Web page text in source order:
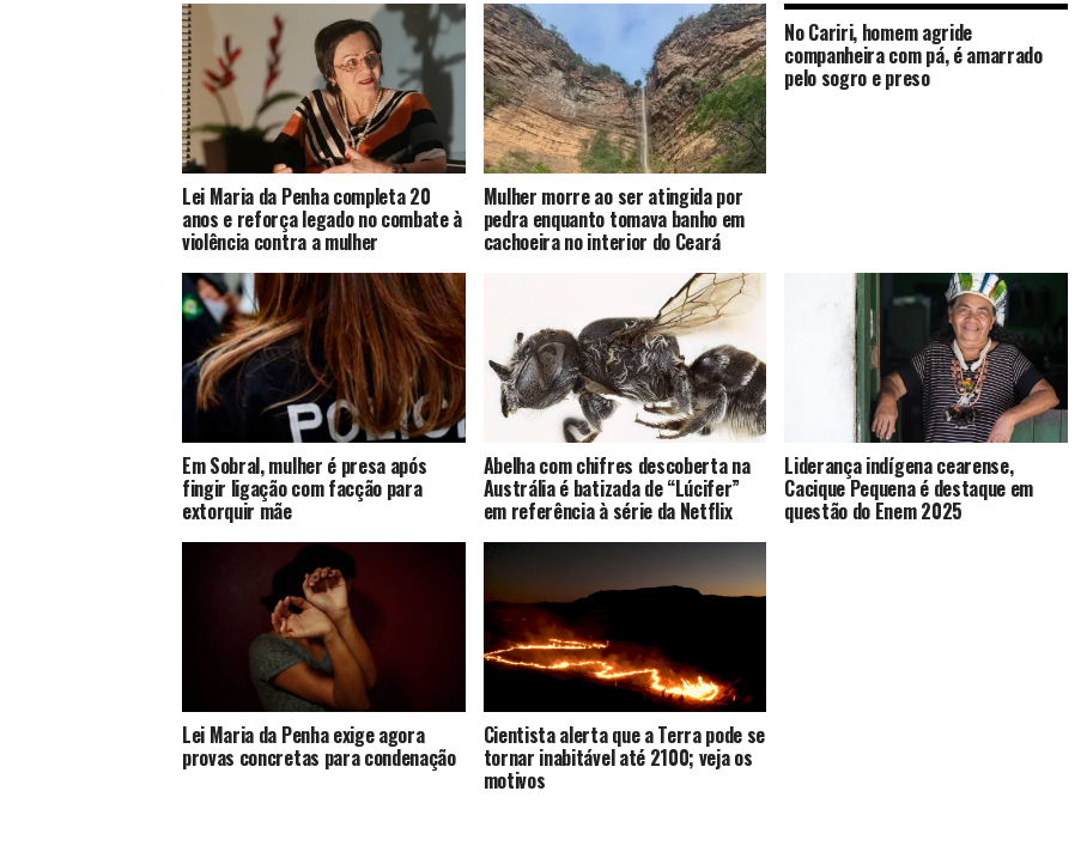
Lei Maria da Penha completa 20
anos e reforça legado no combate à
violência contra a mulher
Mulher morre ao ser atingida por
pedra enquanto tomava banho em
cachoeira no interior do Ceará
No Cariri, homem agride
companheira com pá, é amarrado
pelo sogro e preso
Em Sobral, mulher é presa após
fingir ligação com facção para
extorquir mãe
Abelha com chifres descoberta na
Austrália é batizada de “Lúcifer”
em referência à série da Netflix
Liderança indígena cearense,
Cacique Pequena é destaque em
questão do Enem 2025
Lei Maria da Penha exige agora
provas concretas para condenação
Cientista alerta que a Terra pode se
tornar inabitável até 2100; veja os
motivos